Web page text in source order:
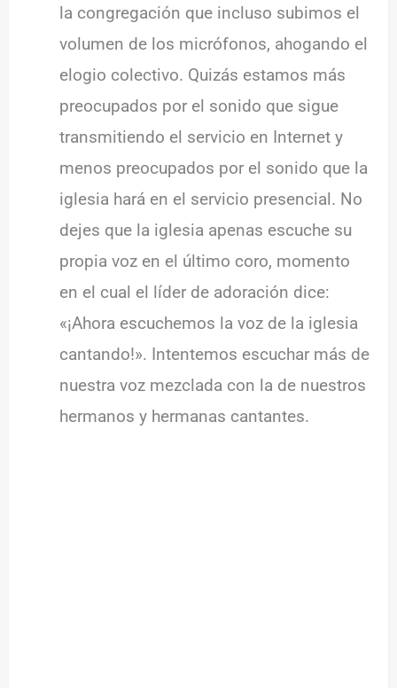
la congregación que incluso subimos el
volumen de los micrófonos, ahogando el
elogio colectivo. Quizás estamos más
preocupados por el sonido que sigue
transmitiendo el servicio en Internet y
menos preocupados por el sonido que la
iglesia hará en el servicio presencial. No
dejes que la iglesia apenas escuche su
propia voz en el último coro, momento
en el cual el líder de adoración dice:
«¡Ahora escuchemos la voz de la iglesia
cantando!». Intentemos escuchar más de
nuestra voz mezclada con la de nuestros
hermanos y hermanas cantantes.